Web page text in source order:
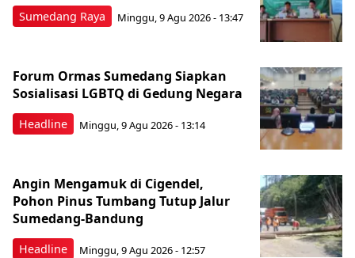
Sumedang Raya Minggu, 9 Agu 2026 - 13:47
Headline
Forum Ormas Sumedang Siapkan
Sosialisasi LGBTQ di Gedung Negara
Minggu, 9 Agu 2026 - 13:14
Headline
Angin Mengamuk di Cigendel,
Pohon Pinus Tumbang Tutup Jalur
Sumedang-Bandung
Minggu, 9 Agu 2026 - 12:57